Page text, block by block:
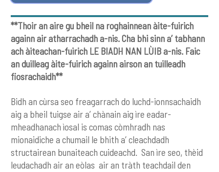
**Thoir an aire gu bheil na roghainnean àite-fuirich
againn air atharrachadh a-nis. Cha bhi sinn a’ tabhann
ach àiteachan-fuirich LE BIADH NAN LÙIB a-nis. Faic
an duilleag àite-fuirich againn airson an tuilleadh
fiosrachaidh**
Bidh an cùrsa seo freagarrach do luchd-ionnsachaidh
aig a bheil tuigse air a’ chànain aig ìre eadar-
mheadhanach ìosal is comas còmhradh nas
mionaidiche a chumail le bhith a’ cleachdadh
structairean bunaiteach cuideachd. San ìre seo, thèid
leudachadh air an eòlas air an tràth teachdail den